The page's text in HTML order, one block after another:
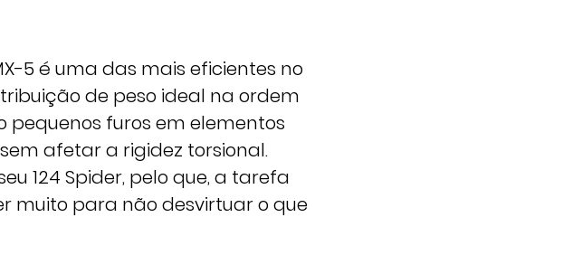
5 é uma das mais eficientes no
de peso ideal na ordem
pequenos furos em elementos
afetar a rigidez torsional.
124 Spider, pelo que, a tarefa
muito para não desvirtuar o que